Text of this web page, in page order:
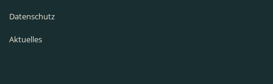
Datenschutz
Aktuelles